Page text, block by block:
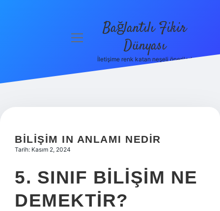
Hakkımızda
menüyü
Bağlantılı Fikir
Dünyası
İletişime renk katan neşeli öneriler!
BILIŞIM IN ANLAMI NEDIR
Tarih: Kasım 2, 2024
5. SINIF BILIŞIM NE
DEMEKTIR?